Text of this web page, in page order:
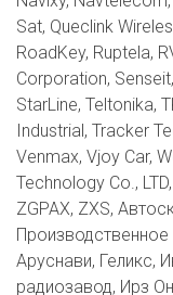
Sat, Queclink
RoadKey, Ruptela,
Corporation,
StarLine, Teltonika,
Industrial, Tracker
Venmax, Vjoy Car,
Technology Co.,
ZGPAX, ZXS,
Аруснави, Геликс,
радиозавод, Ирз